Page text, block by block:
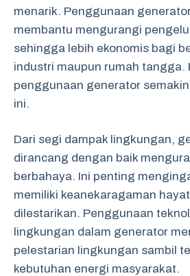
menarik. Penggunaan
membantu mengurangi
sehingga lebih ekonomis bagi
industri maupun rumah tangga.
penggunaan generator
ini.
Dari segi dampak lingkungan,
dirancang dengan baik
berbahaya. Ini penting
memiliki keanekaragaman
dilestarikan. Penggunaan
lingkungan dalam generator
pelestarian lingkungan sambil
kebutuhan energi masyarakat.